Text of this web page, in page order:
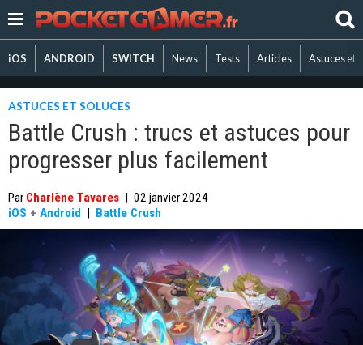
iOS ANDROID SWITCH News Tests Articles Astuces et
ASTUCES ET SOLUCES
Battle Crush : trucs et astuces pour
progresser plus facilement
Par Charlène Tavares | 02 janvier 2024
iOS + Android | Battle Crush